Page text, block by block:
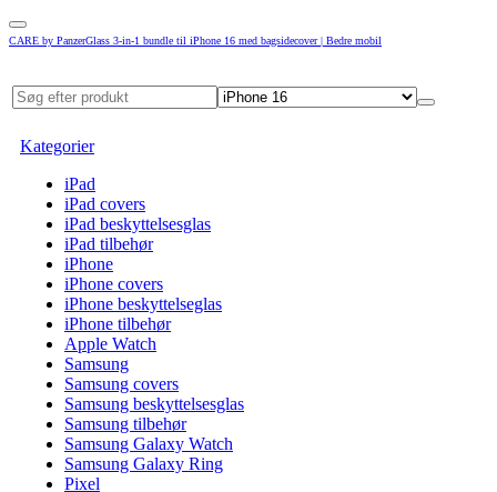
CARE by PanzerGlass 3-in-1 bundle til iPhone 16 med bagsidecover | Bedre mobil
Kategorier
iPad
iPad covers
iPad beskyttelsesglas
iPad tilbehør
iPhone
iPhone covers
iPhone beskyttelseglas
iPhone tilbehør
Apple Watch
Samsung
Samsung covers
Samsung beskyttelsesglas
Samsung tilbehør
Samsung Galaxy Watch
Samsung Galaxy Ring
Pixel